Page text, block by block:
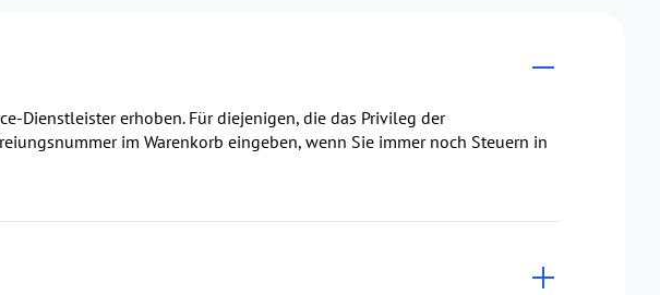
Dienstleister erhoben. Für diejenigen, die das Privileg der
im Warenkorb eingeben, wenn Sie immer noch Steuern in